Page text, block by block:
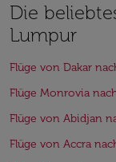
Die
Lumpur
Flüge von Dakar
Flüge Monrovia
Flüge von Abidjan
Flüge von Accra